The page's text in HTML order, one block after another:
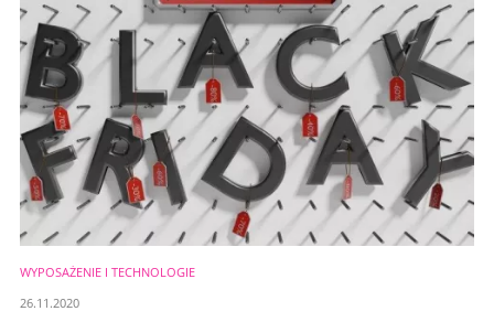
WYPOSAŻENIE I TECHNOLOGIE
26.11.2020